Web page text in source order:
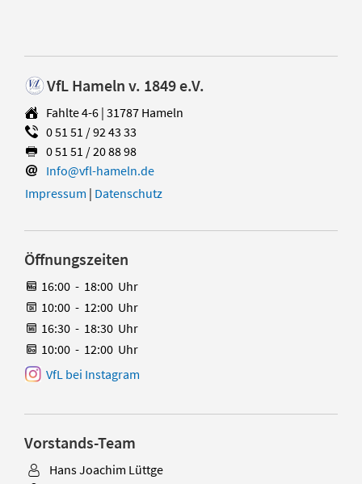
VfL Hameln v. 1849 e.V.
Fahlte 4-6 | 31787 Hameln
0 51 51 / 92 43 33
0 51 51 / 20 88 98
Info@vfl-hameln.de
Impressum | Datenschutz
Öffnungszeiten
16:00 - 18:00 Uhr
10:00 - 12:00 Uhr
16:30 - 18:30 Uhr
10:00 - 12:00 Uhr
VfL bei Instagram
Vorstands-Team
Hans Joachim Lüttge